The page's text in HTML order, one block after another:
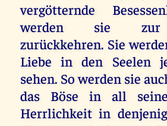
vergötternde
werden sie zur
zurückkehren. Sie
Liebe in den Seelen
sehen. So werden sie
das Böse in all
Herrlichkeit in